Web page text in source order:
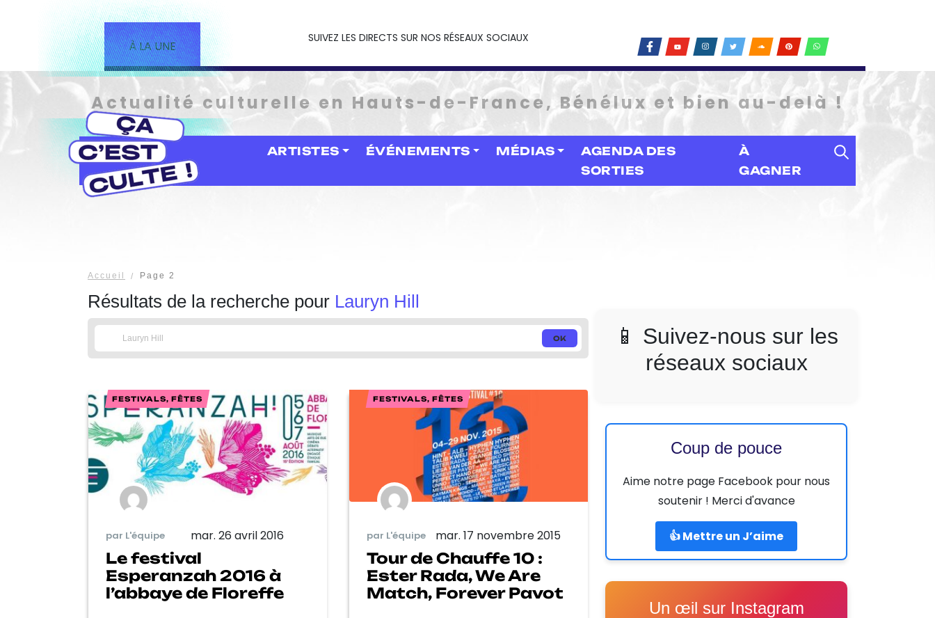
À LA UNE
SUIVEZ LES DIRECTS SUR NOS RÉSEAUX SOCIAUX
Actualité culturelle en Hauts-de-France, Bénélux et bien au-delà !
ARTISTES ÉVÉNEMENTS MÉDIAS
AGENDA DES
SORTIES
À
GAGNER
Accueil Page 2
Résultats de la recherche pour Lauryn Hill
FESTIVALS, FÊTES
par L'équipe mar. 26 avril 2016
Le festival
Esperanzah 2016 à
l’abbaye de Floreffe
FESTIVALS, FÊTES
par L'équipe mar. 17 novembre 2015
Tour de Chauffe 10 :
Ester Rada, We Are
Match, Forever Pavot
📱 Suivez-nous sur les
réseaux sociaux
Coup de pouce
Aime notre page Facebook pour nous
soutenir ! Merci d'avance
👍 Mettre un J’aime
Un œil sur Instagram